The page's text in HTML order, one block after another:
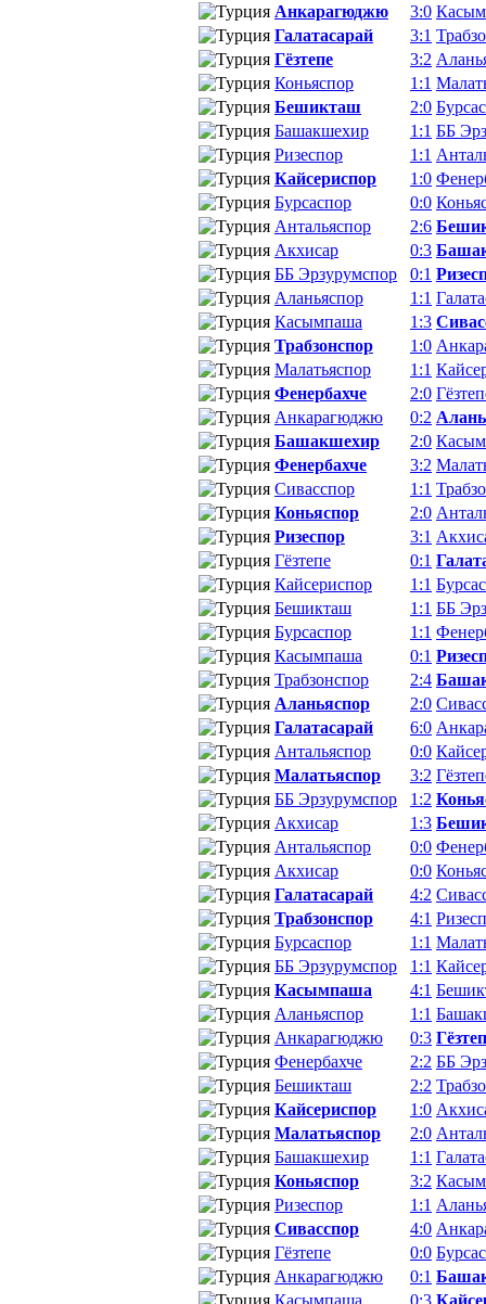
Анкарагюджю
3:0
Галатасарай
3:1
Гёзтепе
3:2
Коньяспор
1:1
Бешикташ
2:0
Башакшехир
1:1 ББ
Ризеспор
1:1
Кайсериспор
1:0
Бурсаспор
0:0
Антальяспор
2:6
Акхисар
0:3
ББ Эрзурумспор
0:1
Аланьяспор
1:1
Касымпаша
1:3
Трабзонспор
1:0
Малатьяспор
1:1
Фенербахче
2:0
Анкарагюджю
0:2
Башакшехир
2:0
Фенербахче
3:2
Сивасспор
1:1
Коньяспор
2:0
Ризеспор
3:1
Гёзтепе
0:1
Кайсериспор
1:1
Бешикташ
1:1 ББ
Бурсаспор
1:1
Касымпаша
0:1
Трабзонспор
2:4
Аланьяспор
2:0
Галатасарай
6:0
Антальяспор
0:0
Малатьяспор
3:2
ББ Эрзурумспор
1:2
Акхисар
1:3
Антальяспор
0:0
Акхисар
0:0
Галатасарай
4:2
Трабзонспор
4:1
Бурсаспор
1:1
ББ Эрзурумспор
1:1
Касымпаша
4:1
Аланьяспор
1:1
Анкарагюджю
0:3
Фенербахче
2:2 ББ
Бешикташ
2:2
Кайсериспор
1:0
Малатьяспор
2:0
Башакшехир
1:1
Коньяспор
3:2
Ризеспор
1:1
Сивасспор
4:0
Гёзтепе
0:0
Анкарагюджю
0:1
Касымпаша
0:3